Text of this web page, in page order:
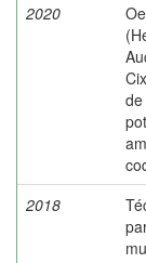
2020
2018